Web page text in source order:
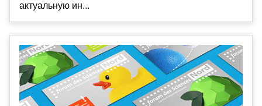
актуальную ин...